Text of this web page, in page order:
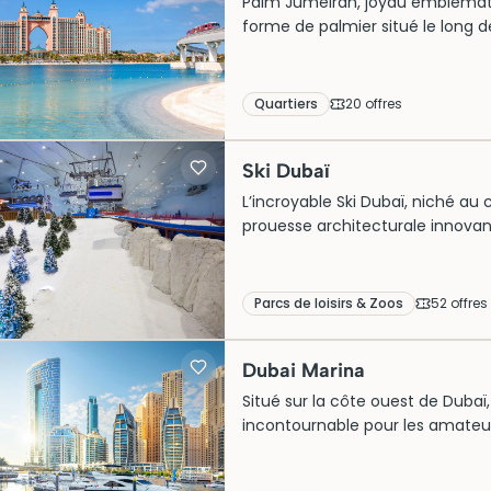
forme de palmier situé le long
quête de prestige et de
quête d’aventure. Une visite
inoubliable dans le luxe
Quartiers 20 offres
Ski Dubaï
L’incroyable Ski Dubaï, niché
prouesse architecturale
billets pour une visite
pratiquer divers sports d’hiver
unique et captivant.
Parcs de loisirs & Zoos 52 offres
Dubai Marina
Situé sur la côte ouest de
incontournable pour les